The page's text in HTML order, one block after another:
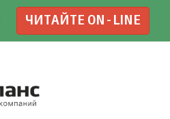
ЧИТАЙТЕ ON-LINE